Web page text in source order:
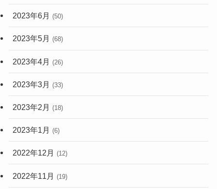
2023年6月 (50)
2023年5月 (68)
2023年4月 (26)
2023年3月 (33)
2023年2月 (18)
2023年1月 (6)
2022年12月 (12)
2022年11月 (19)